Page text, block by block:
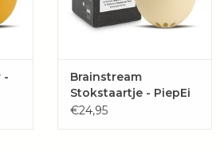
-
Brainstream
Stokstaartje - PiepEi
€24,95